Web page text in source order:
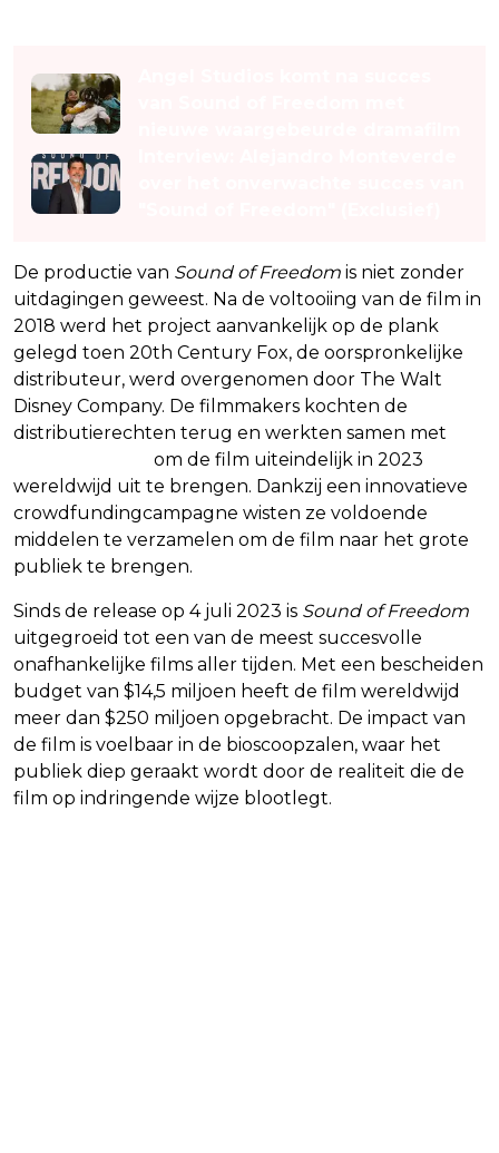
De productie van Sound of Freedom is niet zonder
uitdagingen geweest. Na de voltooiing van de film in
2018 werd het project aanvankelijk op de plank
gelegd toen 20th Century Fox, de oorspronkelijke
distributeur, werd overgenomen door The Walt
Disney Company. De filmmakers kochten de
distributierechten terug en werkten samen met
om de film uiteindelijk in 2023
wereldwijd uit te brengen. Dankzij een innovatieve
crowdfundingcampagne wisten ze voldoende
middelen te verzamelen om de film naar het grote
publiek te brengen.
Sinds de release op 4 juli 2023 is Sound of Freedom
uitgegroeid tot een van de meest succesvolle
onafhankelijke films aller tijden. Met een bescheiden
budget van $14,5 miljoen heeft de film wereldwijd
meer dan $250 miljoen opgebracht. De impact van
de film is voelbaar in de bioscoopzalen, waar het
publiek diep geraakt wordt door de realiteit die de
film op indringende wijze blootlegt.